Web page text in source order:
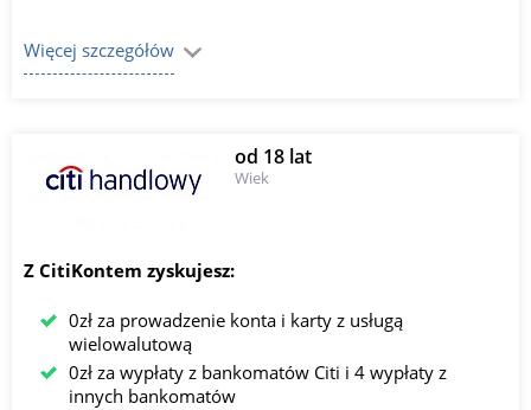
Więcej szczegółów
od 18 lat
Wiek
Z CitiKontem zyskujesz:
0zł za prowadzenie konta i karty z usługą
wielowalutową
0zł za wypłaty z bankomatów Citi i 4 wypłaty z
innych bankomatów